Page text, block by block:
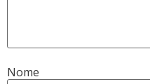
Nome